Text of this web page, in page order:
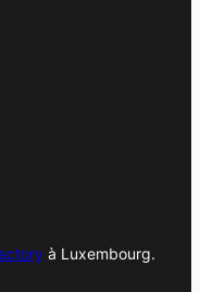
à Luxembourg.